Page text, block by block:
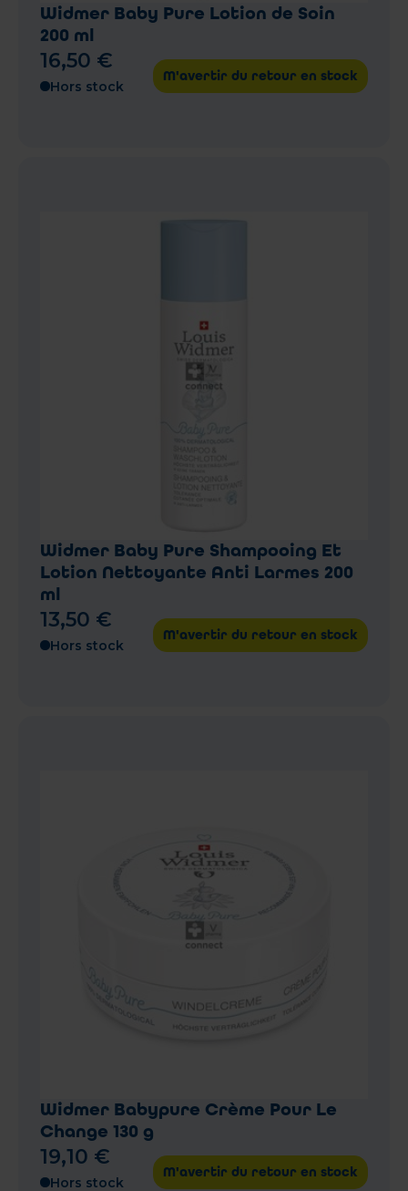
Widmer Baby Pure Lotion de Soin
200 ml
16,50 €
Hors stock
M'avertir du retour en stock
Widmer Baby Pure Shampooing Et
Lotion Nettoyante Anti Larmes 200
ml
13,50 €
Hors stock
M'avertir du retour en stock
Widmer Babypure Crème Pour Le
Change 130 g
19,10 €
Hors stock
M'avertir du retour en stock